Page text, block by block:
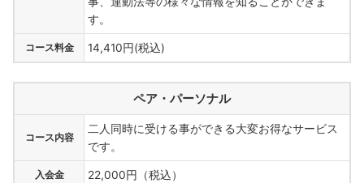
す。
コース料金 14,410円(税込)
ペア・パーソナル
コース内容
二人同時に受ける事ができる大変お得なサービス
です。
入会金 22,000円（税込）